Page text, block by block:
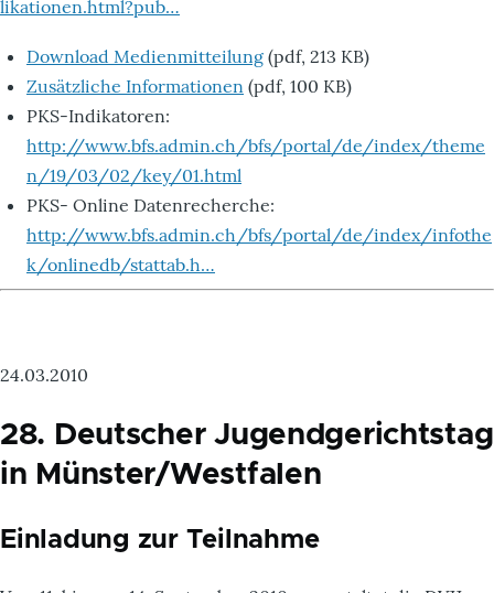
likationen.html?pub…
Download Medienmitteilung (pdf, 213 KB)
Zusätzliche Informationen (pdf, 100 KB)
PKS-Indikatoren:
http://www.bfs.admin.ch/bfs/portal/de/index/theme
n/19/03/02/key/01.html
PKS- Online Datenrecherche:
http://www.bfs.admin.ch/bfs/portal/de/index/infothe
k/onlinedb/stattab.h…
24.03.2010
28. Deutscher Jugendgerichtstag
in Münster/Westfalen
Einladung zur Teilnahme